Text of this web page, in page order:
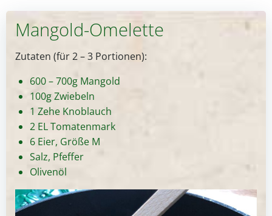
Mangold-Omelette
Zutaten (für 2 – 3 Portionen):
600 – 700g Mangold
100g Zwiebeln
1 Zehe Knoblauch
2 EL Tomatenmark
6 Eier, Größe M
Salz, Pfeffer
Olivenöl